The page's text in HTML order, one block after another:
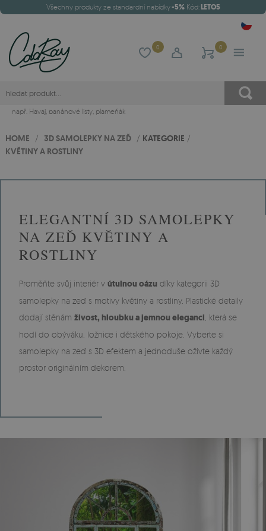
Všechny produkty ze standardní nabídky-5%Kód:LETO5
0 0
např. Havaj, banánové listy, plameňák
HOME / 3D SAMOLEPKY NA ZEĎ / KATEGORIE /
KVĚTINY A ROSTLINY
ELEGANTNÍ 3D SAMOLEPKY
NA ZEĎ KVĚTINY A
ROSTLINY
Proměňte svůj interiér v útulnou oázu díky kategorii 3D
samolepky na zeď s motivy květiny a rostliny. Plastické detaily
dodají stěnám živost, hloubku a jemnou eleganci , která se
hodí do obýváku, ložnice i dětského pokoje. Vyberte si
samolepky na zeď s 3D efektem a jednoduše oživte každý
prostor originálním dekorem.